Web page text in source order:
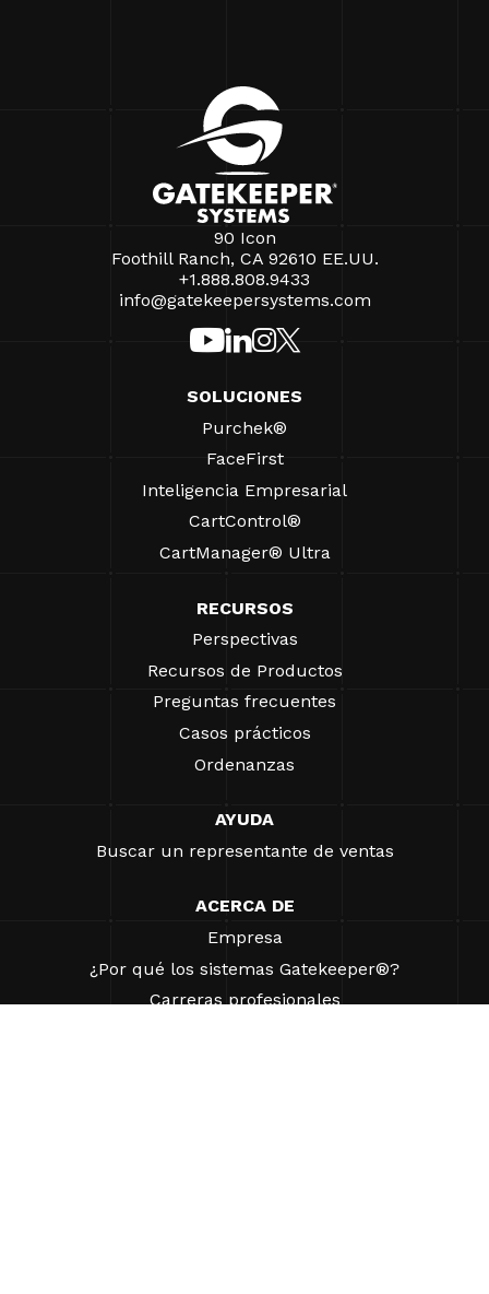
90 Icon
Foothill Ranch, CA 92610 EE.UU.
+1.888.808.9433
info@gatekeepersystems.com
SOLUCIONES
Purchek®
FaceFirst
Inteligencia Empresarial
CartControl®
CartManager® Ultra
RECURSOS
Perspectivas
Recursos de Productos
Preguntas frecuentes
Casos prácticos
Ordenanzas
AYUDA
Buscar un representante de ventas
ACERCA DE
Empresa
¿Por qué los sistemas Gatekeeper®?
Carreras profesionales